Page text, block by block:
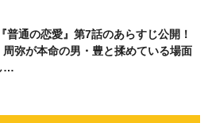
普通の恋愛』第7話のあらすじ公開！
弥が本命の男・豊と揉めている場面
…